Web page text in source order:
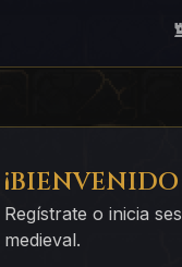
Regístrate o inicia
medieval.